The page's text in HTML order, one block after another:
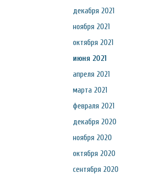
декабря 2021
ноября 2021
октября 2021
июня 2021
апреля 2021
марта 2021
февраля 2021
декабря 2020
ноября 2020
октября 2020
сентября 2020